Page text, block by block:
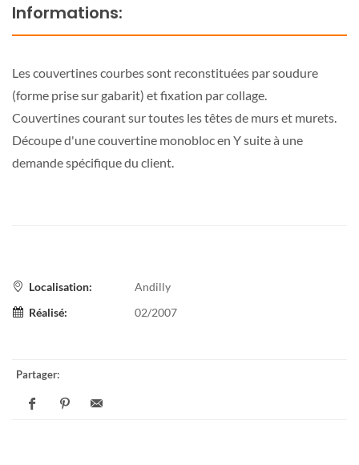
Informations:
Les couvertines courbes sont reconstituées par soudure
(forme prise sur gabarit) et fixation par collage.
Couvertines courant sur toutes les têtes de murs et murets.
Découpe d'une couvertine monobloc en Y suite à une
demande spécifique du client.
Localisation:
Andilly
Réalisé:
02/2007
Partager: